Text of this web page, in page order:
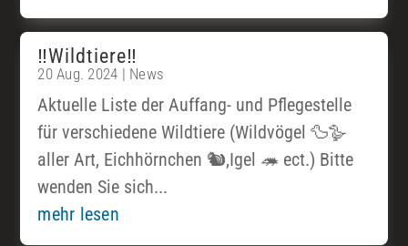
‼️Wildtiere‼️
20 Aug. 2024 | News
Aktuelle Liste der Auffang- und Pflegestelle
für verschiedene Wildtiere (Wildvögel 🦆🪿
aller Art, Eichhörnchen 🐿️,Igel 🦔 ect.) Bitte
wenden Sie sich...
mehr lesen